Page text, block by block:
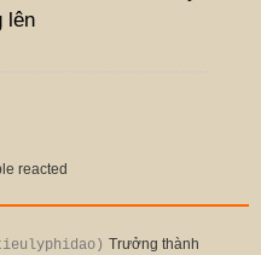
lên
reacted
Trưởng thành